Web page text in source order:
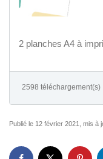
2 planches A4 à
2598 téléchargement(s)
Publié le 12 février 2021, mis à